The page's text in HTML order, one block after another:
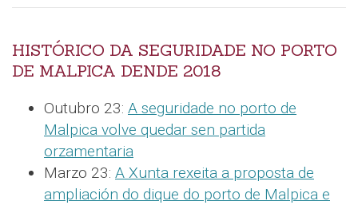
HISTÓRICO DA SEGURIDADE NO PORTO
DE MALPICA DENDE 2018
Outubro 23: A seguridade no porto de
Malpica volve quedar sen partida
orzamentaria
Marzo 23: A Xunta rexeita a proposta de
ampliación do dique do porto de Malpica e